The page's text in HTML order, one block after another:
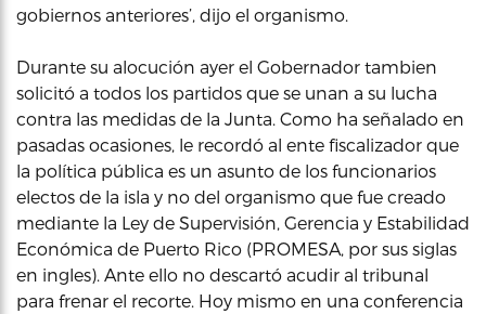
gobiernos anteriores’, dijo el organismo.
Durante su alocución ayer el Gobernador tambien
solicitó a todos los partidos que se unan a su lucha
contra las medidas de la Junta. Como ha señalado en
pasadas ocasiones, le recordó al ente fiscalizador que
la política pública es un asunto de los funcionarios
electos de la isla y no del organismo que fue creado
mediante la Ley de Supervisión, Gerencia y Estabilidad
Económica de Puerto Rico (PROMESA, por sus siglas
en ingles). Ante ello no descartó acudir al tribunal
para frenar el recorte. Hoy mismo en una conferencia